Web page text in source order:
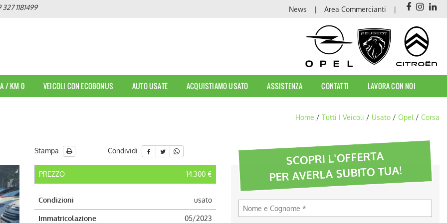
327 1181499 News Area Commercianti
/ KM 0 VEICOLI CON ECOBONUS AUTO USATE ACQUISTIAMO USATO ASSISTENZA CONTATTI LAVORA CON NOI
Home / Tutti I Veicoli / Usato / Opel / Corsa
Stampa Condividi
PREZZO 14.300 €
Condizioni usato
Immatricolazione 05/2023
SCOPRI L'OFFERTA
PER AVERLA SUBITO TUA!